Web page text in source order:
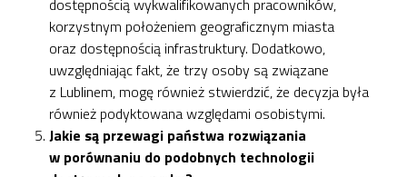
dostępnością wykwalifikowanych pracowników,
korzystnym położeniem geograficznym miasta
oraz dostępnością infrastruktury. Dodatkowo,
uwzględniając fakt, że trzy osoby są związane
z Lublinem, mogę również stwierdzić, że decyzja była
również podyktowana względami osobistymi.
Jakie są przewagi państwa rozwiązania
w porównaniu do podobnych technologii